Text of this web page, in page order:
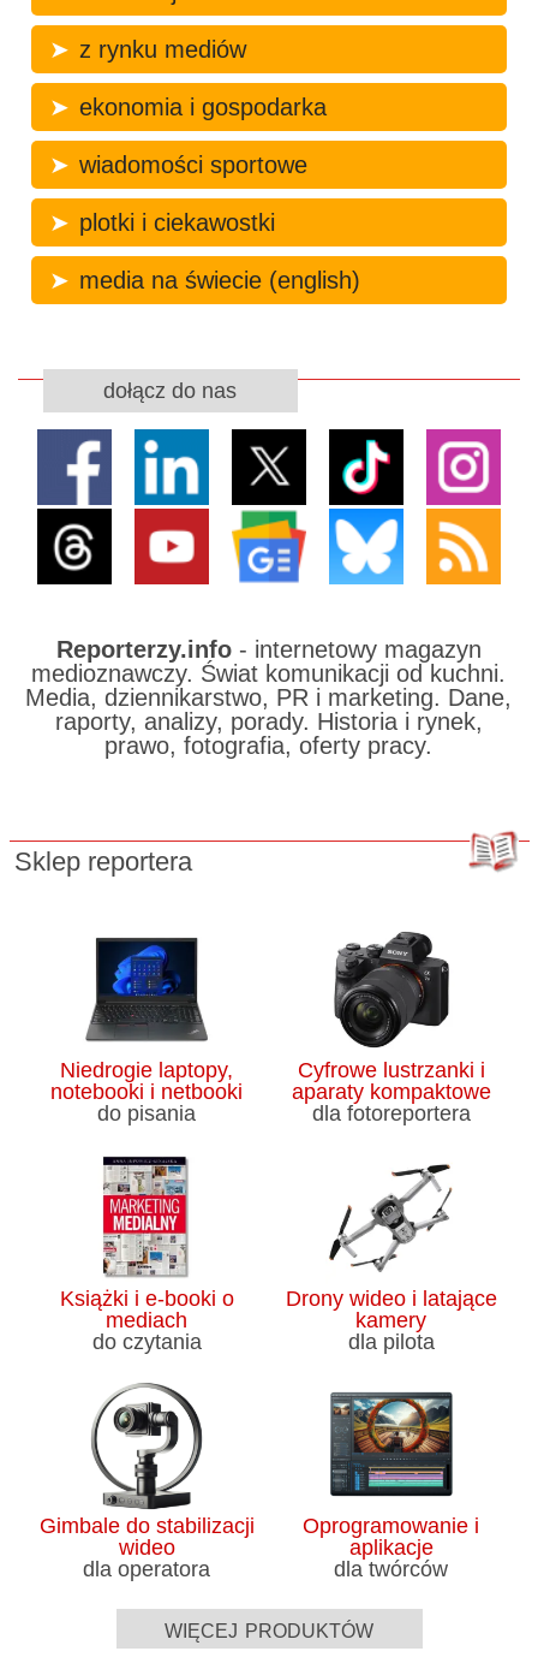
z rynku mediów
ekonomia i gospodarka
wiadomości sportowe
plotki i ciekawostki
media na świecie (english)
dołącz do nas
Reporterzy.info- internetowy magazyn
medioznawczy. Świat komunikacji od kuchni.
Media, dziennikarstwo, PR i marketing. Dane,
raporty, analizy, porady. Historia i rynek,
prawo, fotografia, oferty pracy.
Sklep reportera
Niedrogie laptopy,
notebooki i netbooki
do pisania
Cyfrowe lustrzanki i
aparaty kompaktowe
dla fotoreportera
Książki i e-booki o
mediach
do czytania
Drony wideo i latające
kamery
dla pilota
Gimbale do stabilizacji
wideo
dla operatora
Oprogramowanie i
aplikacje
dla twórców
więcej produktów